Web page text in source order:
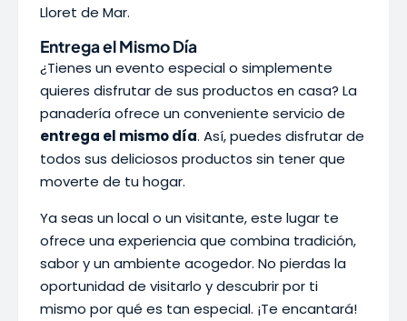
Lloret de Mar.
Entrega el Mismo Día
¿Tienes un evento especial o simplemente
quieres disfrutar de sus productos en casa? La
panadería ofrece un conveniente servicio de
entrega el mismo día. Así, puedes disfrutar de
todos sus deliciosos productos sin tener que
moverte de tu hogar.
Ya seas un local o un visitante, este lugar te
ofrece una experiencia que combina tradición,
sabor y un ambiente acogedor. No pierdas la
oportunidad de visitarlo y descubrir por ti
mismo por qué es tan especial. ¡Te encantará!